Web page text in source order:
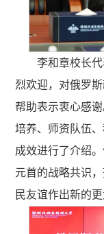
李和章校长
烈欢迎，对俄罗
帮助表示衷心感
培养、师资队伍
成效进行了介绍
元首的战略共识
民友谊作出新的更